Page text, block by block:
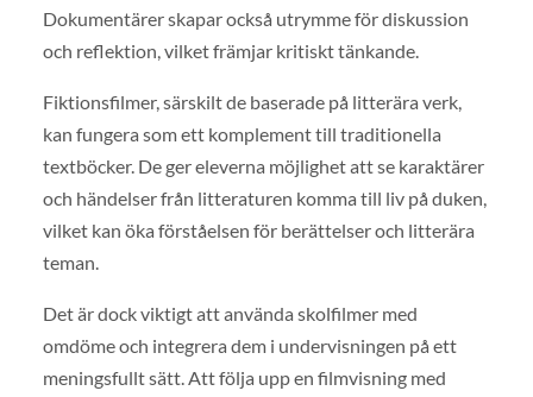
Dokumentärer skapar också utrymme för diskussion
och reflektion, vilket främjar kritiskt tänkande.
Fiktionsfilmer, särskilt de baserade på litterära verk,
kan fungera som ett komplement till traditionella
textböcker. De ger eleverna möjlighet att se karaktärer
och händelser från litteraturen komma till liv på duken,
vilket kan öka förståelsen för berättelser och litterära
teman.
Det är dock viktigt att använda skolfilmer med
omdöme och integrera dem i undervisningen på ett
meningsfullt sätt. Att följa upp en filmvisning med